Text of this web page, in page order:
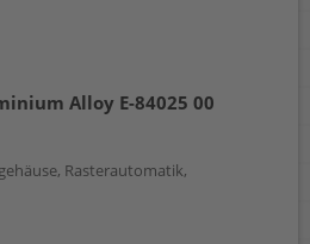
Alloy E-84025 00
Rasterautomatik,